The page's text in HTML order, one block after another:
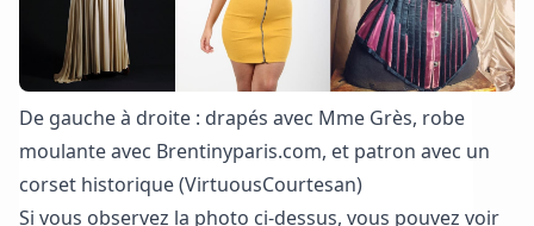
De gauche à droite : drapés avec Mme Grès, robe
moulante avec Brentinyparis.com, et patron avec un
corset historique (VirtuousCourtesan)
Si vous observez la photo ci-dessus, vous pouvez voir